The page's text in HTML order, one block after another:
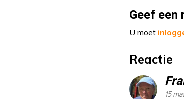
Geef een
U moet
Reactie
15